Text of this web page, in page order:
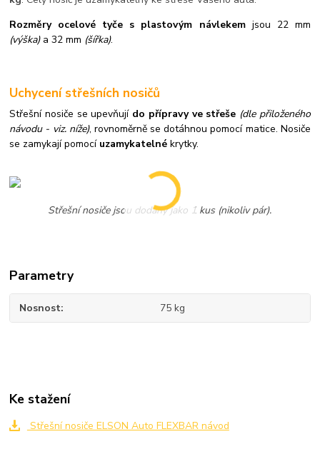
Rozměry ocelové tyče s plastovým návlekemjsou 22 mm
(výška)a 32 mm (šířka).
Uchycení střešních nosičů
Střešní nosiče se upevňují do přípravy ve střeše (dle přiloženého
návodu - viz. níže), rovnoměrně se dotáhnou pomocí matice. Nosiče
se zamykají pomocí uzamykatelné krytky.
Střešní nosiče jsou dodány jako 1 kus (nikoliv pár).
Parametry
Nosnost 75 kg
Ke stažení
Střešní nosiče ELSON Auto FLEXBAR návod